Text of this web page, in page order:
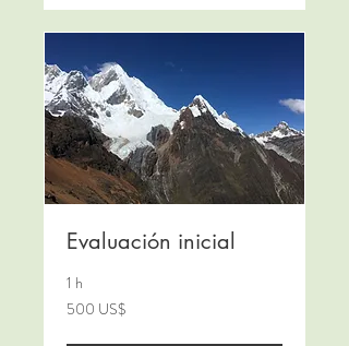
Evaluación inicial
1 h
500
dólares
500 US$